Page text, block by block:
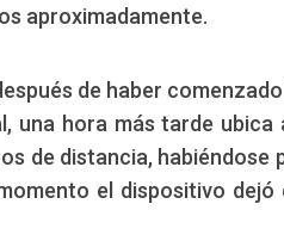
aproximadamente.
de haber
una hora más tarde
de distancia,
el dispositivo